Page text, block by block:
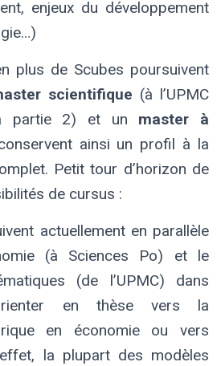
enjeux du développement
plus de Scubes poursuivent
scientifique (à l’UPMC
partie 2) et un master à
ainsi un profil à la
Petit tour d’horizon de
de cursus :
actuellement en parallèle
(à Sciences Po) et le
(de l’UPMC) dans
en thèse vers la
en économie ou vers
effet, la plupart des modèles